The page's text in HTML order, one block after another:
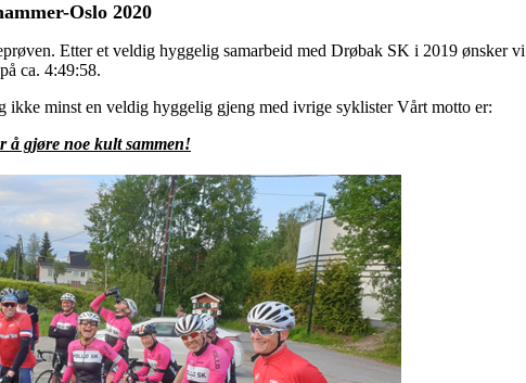
Oslo 2020
Etter et veldig hyggelig samarbeid med Drøbak SK i 2019 ønsker
ca. 4:49:58.
minst en veldig hyggelig gjeng med ivrige syklister Vårt motto er:
å gjøre noe kult sammen!